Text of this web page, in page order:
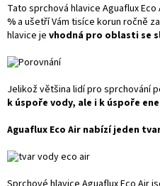
Tato sprchová hlavice Aguaflux Eco
% a ušetří Vám tisíce korun ročně
hlavice je vhodná pro oblasti se
Jelikož většina lidí pro sprchování
k úspoře vody, ale i k úspoře
Aguaflux Eco Air nabízí jeden